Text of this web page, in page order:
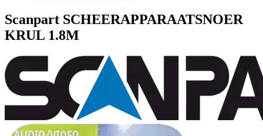
Scanpart SCHEERAPPARAATSNOER
KRUL 1.8M